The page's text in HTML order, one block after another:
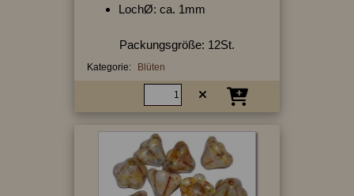
LochØ: ca. 1mm
Packungsgröße: 12St.
Kategorie: Blüten